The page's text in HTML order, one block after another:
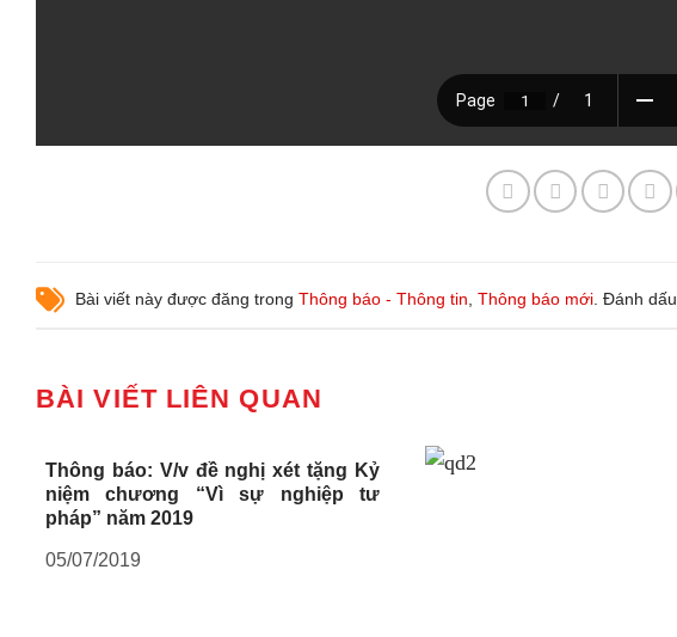
Bài viết này được đăng trong Thông báo - Thông tin, Thông báo mới. Đánh dấu
BÀI VIẾT LIÊN QUAN
Thông báo: V/v đề nghị xét tặng Kỷ
niệm chương “Vì sự nghiệp tư
pháp” năm 2019
05/07/2019